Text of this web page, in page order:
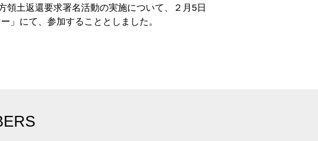
土返還要求署名活動の実施について、２月5日
」にて、参加することとしました。